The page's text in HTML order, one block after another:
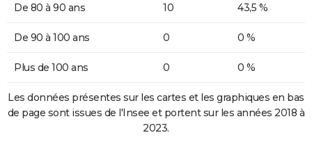
De 80 à 90 ans 10 43,5 %
De 90 à 100 ans 0 0 %
Plus de 100 ans 0 0 %
Les données présentes sur les cartes et les graphiques en bas
de page sont issues de l'Insee et portent sur les années 2018 à
2023.